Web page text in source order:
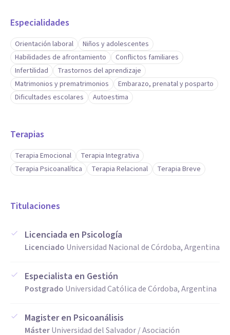
Especialidades
Orientación laboral
Niños y adolescentes
Habilidades de afrontamiento
Conflictos familiares
Infertilidad
Trastornos del aprendizaje
Matrimonios y prematrimonios
Embarazo, prenatal y posparto
Dificultades escolares
Autoestima
Terapias
Terapia Emocional
Terapia Integrativa
Terapia Psicoanalítica
Terapia Relacional Terapia Breve
Titulaciones
Licenciada en Psicología
Licenciado Universidad Nacional de Córdoba, Argentina
Especialista en Gestión
Postgrado Universidad Católica de Córdoba, Argentina
Magister en Psicoanálisis
MásterUniversidad del Salvador / Asociación